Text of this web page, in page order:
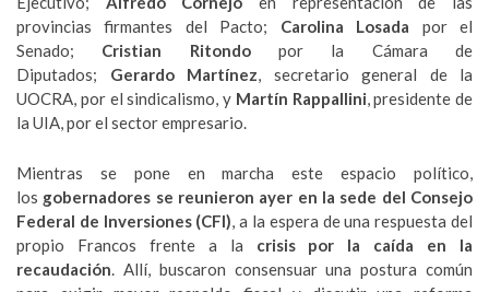
provincias firmantes del Pacto; Carolina Losada por el
Senado; Cristian Ritondopor la Cámara de
Diputados; Gerardo Martínez, secretario general de la
UOCRA, por el sindicalismo, y Martín Rappallini, presidente de
la UIA, por el sector empresario.
Mientras se pone en marcha este espacio político,
los gobernadores se reunieron ayer en la sede del Consejo
Federal de Inversiones (CFI), a la espera de una respuesta del
propio Francos frente a la crisis por la caída en la
recaudación. Allí, buscaron consensuar una postura común